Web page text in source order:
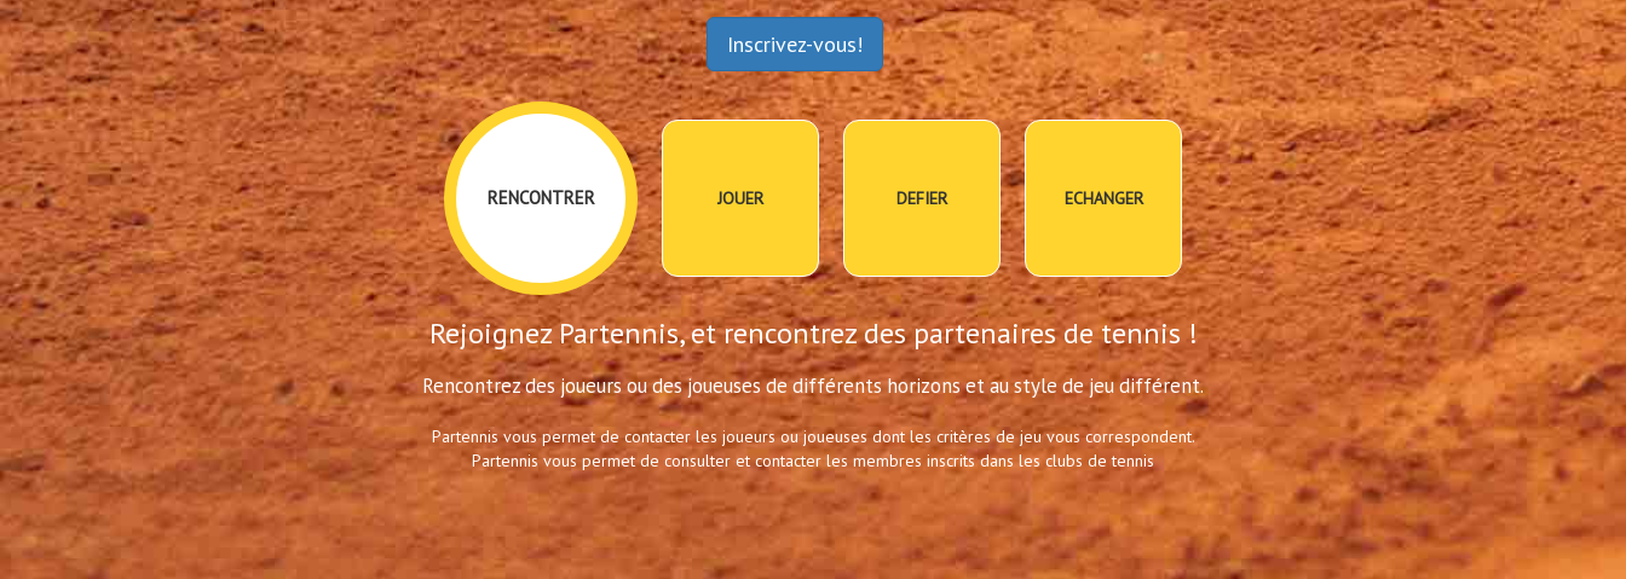
Inscrivez-vous!
RENCONTRER JOUER DEFIER ECHANGER
Rejoignez Partennis, et rencontrez des partenaires de tennis !
Rencontrez des joueurs ou des joueuses de différents horizons et au style de jeu différent.
Partennis vous permet de contacter les joueurs ou joueuses dont les critères de jeu vous correspondent.
Partennis vous permet de consulter et contacter les membres inscrits dans les clubs de tennis